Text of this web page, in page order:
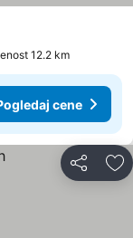
12.2 km
cene
Deli